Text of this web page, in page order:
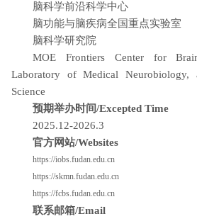
脑科学前沿科学中心
脑功能与脑疾病全国重点实验室
脑科学研究院
MOE Frontiers Center for
Laboratory of Medical
Science
预期举办时间/Excepted Time
2025.12-2026.3
官方网站/Websites
https://iobs.fudan.edu.cn
https://skmn.fudan.edu.cn
https://fcbs.fudan.edu.cn
联系邮箱/Email